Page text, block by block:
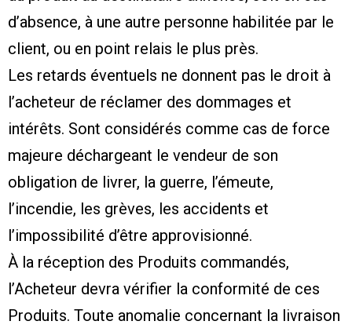
d’absence, à une autre personne habilitée par le
client, ou en point relais le plus près.
Les retards éventuels ne donnent pas le droit à
l’acheteur de réclamer des dommages et
intérêts. Sont considérés comme cas de force
majeure déchargeant le vendeur de son
obligation de livrer, la guerre, l’émeute,
l’incendie, les grèves, les accidents et
l’impossibilité d’être approvisionné.
À la réception des Produits commandés,
l’Acheteur devra vérifier la conformité de ces
Produits. Toute anomalie concernant la livraison